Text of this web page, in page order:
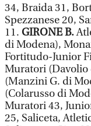
34, Braida 31,
Spezzanese 20,
11. GIRONE B.
di Modena),
Fortitudo-Junior
Muratori (Davolio
(Manzini G. di
(Colarusso di
Muratori 43,
25, Saliceta,